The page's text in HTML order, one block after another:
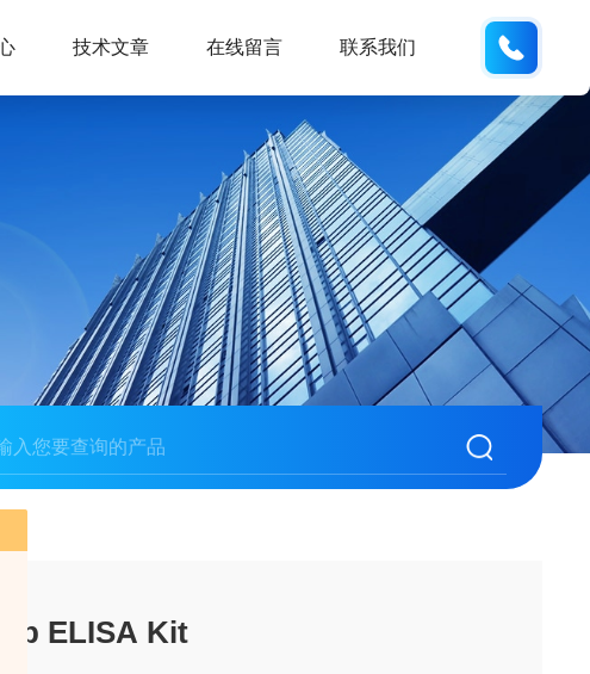
技术文章 在线留言 联系我们
ELISA Kit